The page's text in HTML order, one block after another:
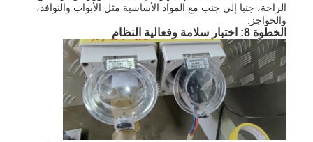
الراحة، جنبا إلى جنب مع المواد الأساسية مثل الأبواب والنوافذ،
والحواجز.
الخطوة 8: اختبار سلامة وفعالية النظام